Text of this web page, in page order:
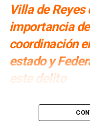
Villa de
importancia
coordinación
estado y
este delito
Cuauhtli Badillo